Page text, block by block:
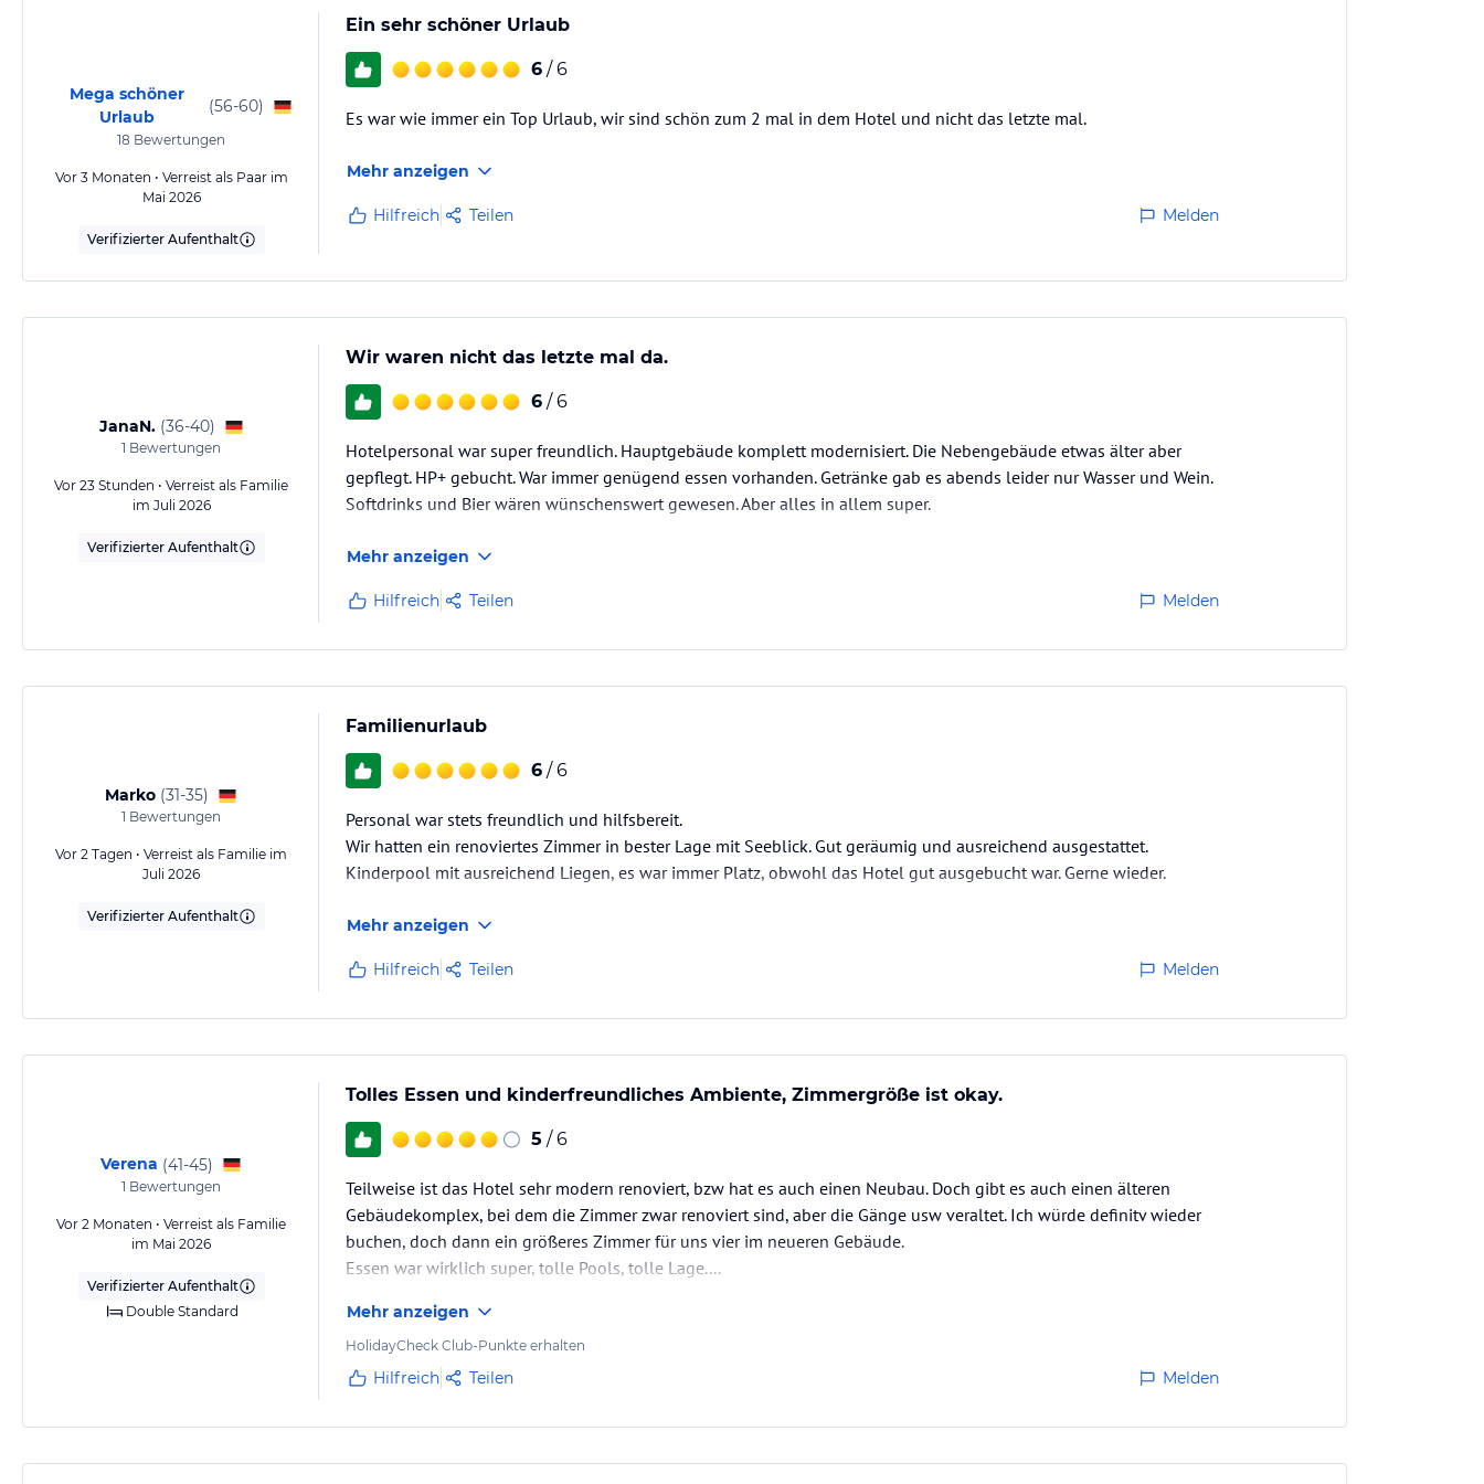
Mega schöner
Urlaub
(56-60)
18 Bewertungen
Vor 3 Monaten • Verreist als Paar im
Mai 2026
Verifizierter Aufenthalt
Ein sehr schöner Urlaub
6 / 6
Es war wie immer ein Top Urlaub, wir sind schön zum 2 mal in dem Hotel und nicht das letzte mal.
Mehr anzeigen
Hilfreich Teilen Melden
JanaN. (36-40)
1 Bewertungen
Vor 23 Stunden • Verreist als Familie
im Juli 2026
Verifizierter Aufenthalt
Wir waren nicht das letzte mal da.
6 / 6
Hotelpersonal war super freundlich. Hauptgebäude komplett modernisiert. Die Nebengebäude etwas älter aber
gepflegt. HP+ gebucht. War immer genügend essen vorhanden. Getränke gab es abends leider nur Wasser und Wein.
Softdrinks und Bier wären wünschenswert gewesen. Aber alles in allem super.
Mehr anzeigen
Hilfreich Teilen Melden
Marko (31-35)
1 Bewertungen
Vor 2 Tagen • Verreist als Familie im
Juli 2026
Verifizierter Aufenthalt
Familienurlaub
6 / 6
Personal war stets freundlich und hilfsbereit.
Wir hatten ein renoviertes Zimmer in bester Lage mit Seeblick. Gut geräumig und ausreichend ausgestattet.
Kinderpool mit ausreichend Liegen, es war immer Platz, obwohl das Hotel gut ausgebucht war. Gerne wieder.
Mehr anzeigen
Hilfreich Teilen Melden
Verena (41-45)
1 Bewertungen
Vor 2 Monaten • Verreist als Familie
im Mai 2026
Verifizierter Aufenthalt
Double Standard
Tolles Essen und kinderfreundliches Ambiente, Zimmergröße ist okay.
5 / 6
Teilweise ist das Hotel sehr modern renoviert, bzw hat es auch einen Neubau. Doch gibt es auch einen älteren
Gebäudekomplex, bei dem die Zimmer zwar renoviert sind, aber die Gänge usw veraltet. Ich würde definitv wieder
buchen, doch dann ein größeres Zimmer für uns vier im neueren Gebäude.
Essen war wirklich super, tolle Pools, tolle Lage....
Mehr anzeigen
HolidayCheck Club-Punkte erhalten
Hilfreich Teilen Melden